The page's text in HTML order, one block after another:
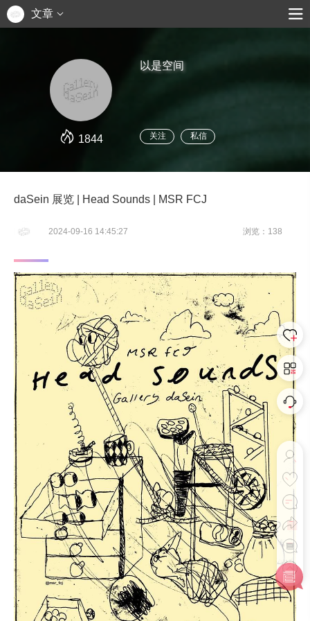
文章
1844
以是空间
关注 私信
daSein 展览 | Head Sounds | MSR FCJ
2024-09-16 14:45:27 浏览：138